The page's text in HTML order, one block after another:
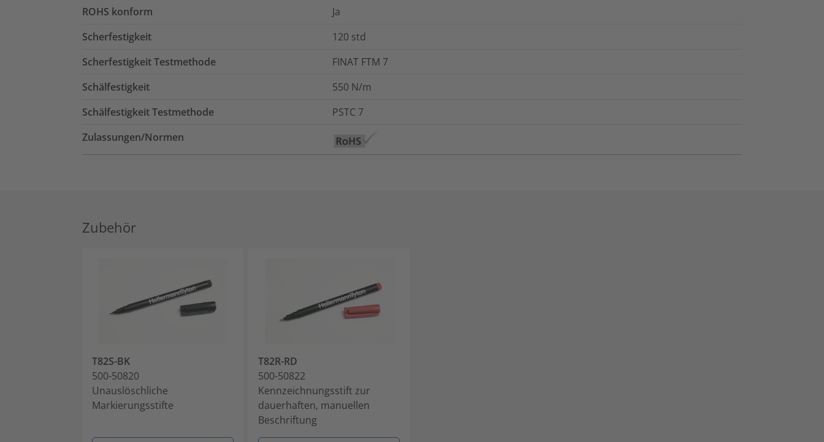
ROHS konform
Ja
Scherfestigkeit
120 std
Scherfestigkeit Testmethode
FINAT FTM 7
Schälfestigkeit
550 N/m
Schälfestigkeit Testmethode
PSTC 7
Zulassungen/Normen
Zubehör
T82S-BK
500-50820
Unauslöschliche
Markierungsstifte
T82R-RD
500-50822
Kennzeichnungsstift zur
dauerhaften, manuellen
Beschriftung